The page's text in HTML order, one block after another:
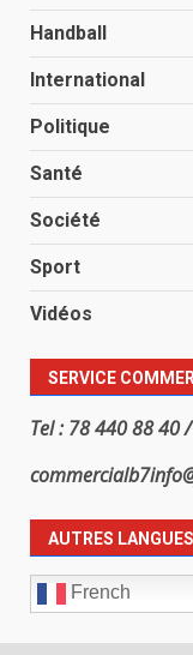
Handball
International
Politique
Santé
Société
Sport
Vidéos
SERVICE
Tel : 78 440 88 40
AUTRES LANGUES
French